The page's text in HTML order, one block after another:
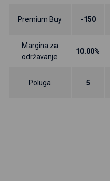
Premium Buy -150
Margina za
održavanje
10.00%
Poluga 5